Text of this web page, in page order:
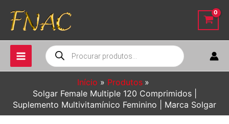
para
conteúdo
Pesquisar
produtos
Início
Produtos
Solgar Female Multiple 120 Comprimidos |
Suplemento Multivitamínico Feminino | Marca Solgar